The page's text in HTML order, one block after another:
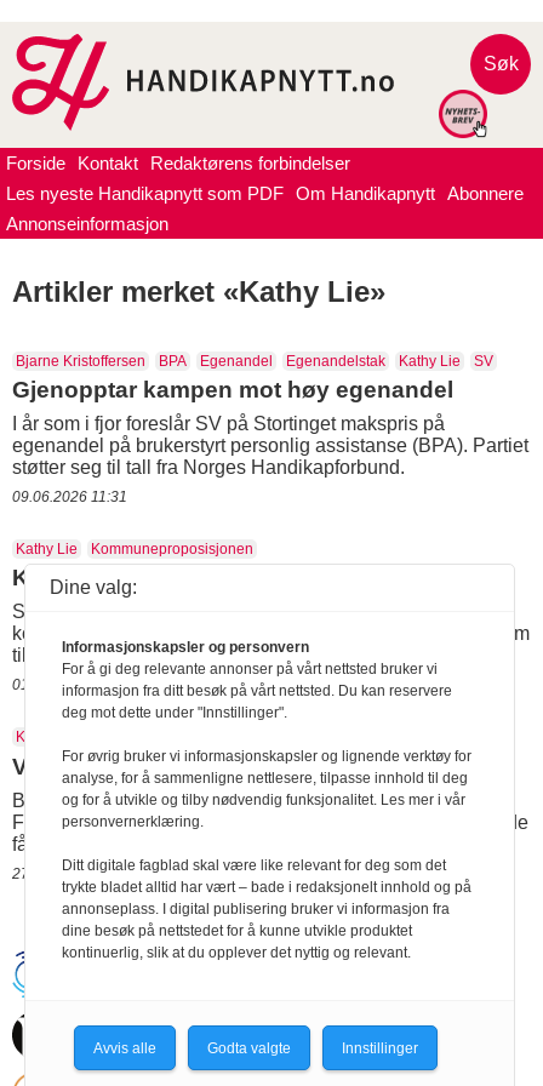
Søk
Forside Kontakt
Redaktørens forbindelser
Les nyeste Handikapnytt som PDF Om Handikapnytt Abonnere
Annonseinformasjon
Artikler merket «Kathy Lie»
Bjarne Kristoffersen BPA Egenandel Egenandelstak Kathy Lie SV
Gjenopptar kampen mot høy egenandel
I år som i fjor foreslår SV på Stortinget makspris på
egenandel på brukerstyrt personlig assistanse (BPA). Partiet
støtter seg til tall fra Norges Handikapforbund.
09.06.2026 11:31
Kathy Lie Kommuneproposisjonen
Kompetanse er ikke valgfritt
Skal tryggheten din avhenge av hvor du bor, hvor god
kommuneøkonomien er, eller hvilke lokale prioriteringer som
tilfeldigvis gjøres det året du blir syk?
01.06.2026 13:11
Kathy Lie
Venter på å slippe båndtvang
Båndtvang hindrer servicehunder i å gjøre jobben sin.
Førerhunder har unntak fra båndtvang. SV har bedt om at de
får de samme rettighetene.
27.09.2024 09:22
post@handikapnytt.no |Frontrunner
Publishing
Personvernerklæring
Dine valg:
Informasjonskapsler og personvern
For å gi deg relevante annonser på vårt nettsted bruker vi
informasjon fra ditt besøk på vårt nettsted. Du kan reservere
deg mot dette under "Innstillinger".
For øvrig bruker vi informasjonskapsler og lignende verktøy for
analyse, for å sammenligne nettlesere, tilpasse innhold til deg
og for å utvikle og tilby nødvendig funksjonalitet. Les mer i vår
personvernerklæring.
Ditt digitale fagblad skal være like relevant for deg som det
trykte bladet alltid har vært – bade i redaksjonelt innhold og på
annonseplass. I digital publisering bruker vi informasjon fra
dine besøk på nettstedet for å kunne utvikle produktet
kontinuerlig, slik at du opplever det nyttig og relevant.
Avvis alle Godta valgte Innstillinger